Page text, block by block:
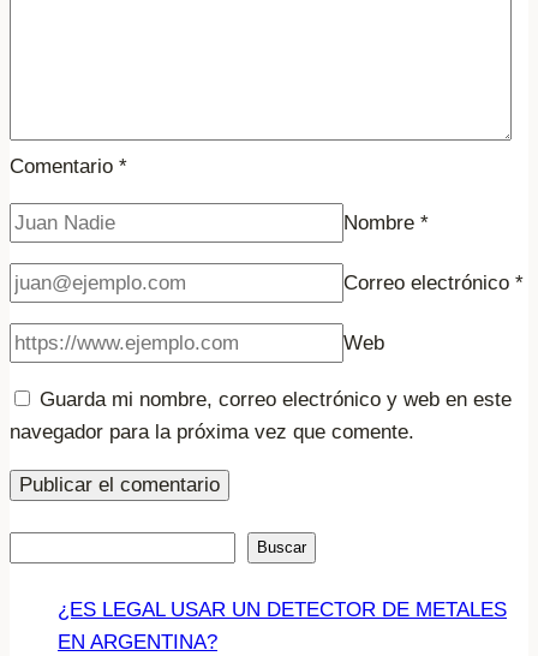
Comentario *
Nombre *
Correo electrónico *
Web
Guarda mi nombre, correo electrónico y web en este
navegador para la próxima vez que comente.
Buscar
¿ES LEGAL USAR UN DETECTOR DE METALES
EN ARGENTINA?